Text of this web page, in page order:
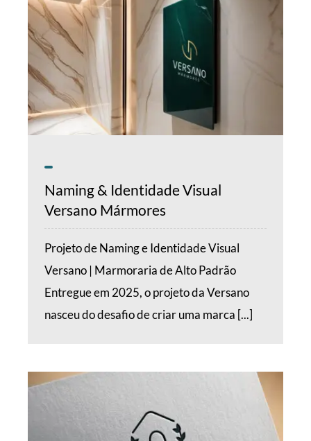
Naming & Identidade Visual
Versano Mármores
Projeto de Naming e Identidade Visual
Versano | Marmoraria de Alto Padrão
Entregue em 2025, o projeto da Versano
nasceu do desafio de criar uma marca [...]